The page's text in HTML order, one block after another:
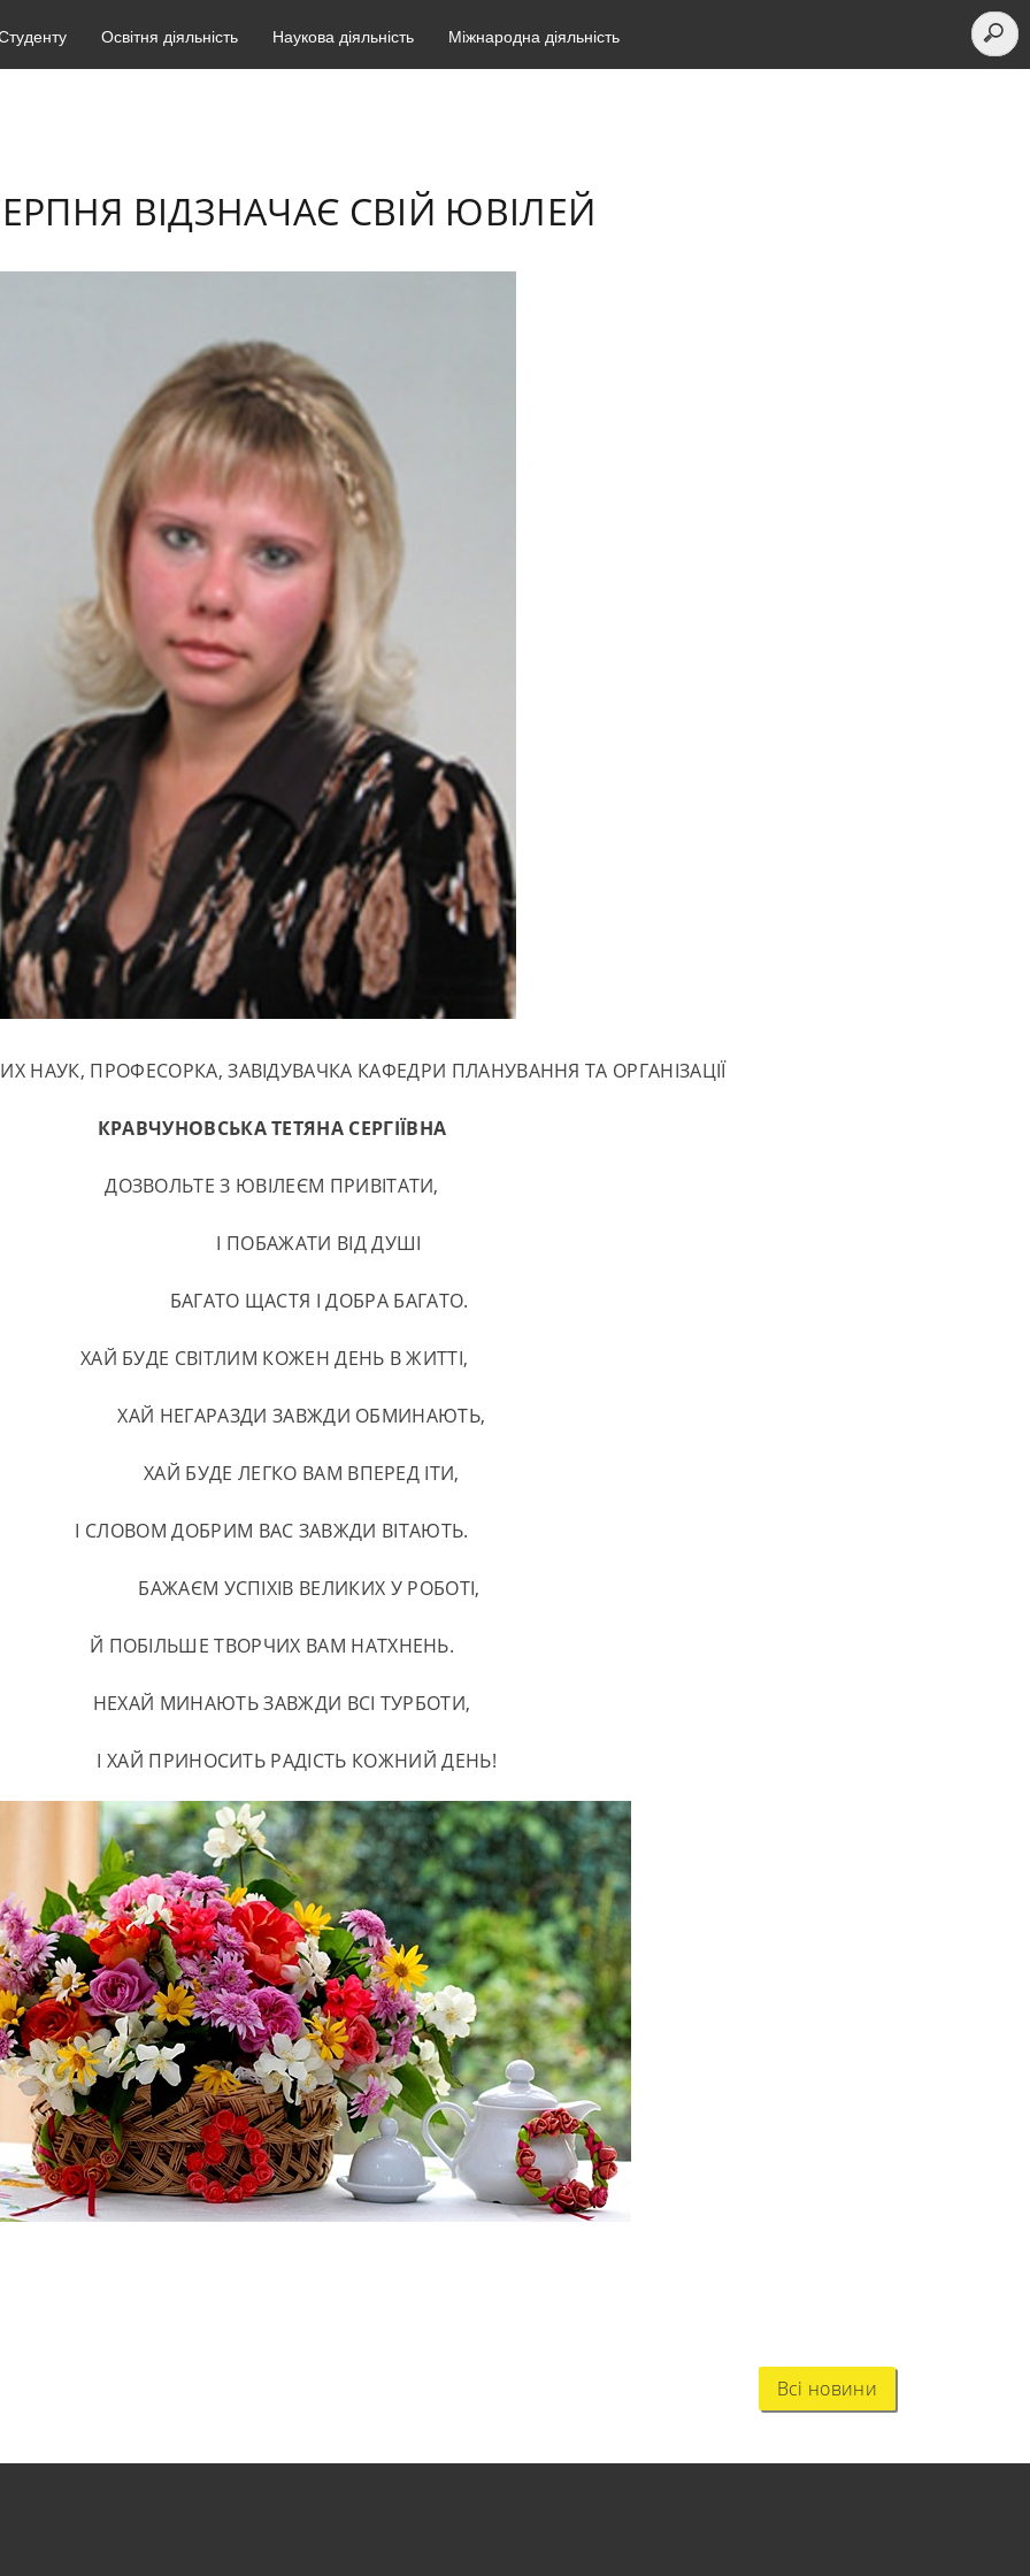
Освітня діяльність Наукова діяльність Міжнародна діяльність
ВІДЗНАЧАЄ СВІЙ ЮВІЛЕЙ
НАУК, ПРОФЕСОРКА, ЗАВІДУВАЧКА КАФЕДРИ ПЛАНУВАННЯ ТА ОРГАНІЗАЦІЇ
КРАВЧУНОВСЬКА ТЕТЯНА СЕРГІЇВНА
ДОЗВОЛЬТЕ З ЮВІЛЕЄМ ПРИВІТАТИ,
І ПОБАЖАТИ ВІД ДУШІ
БАГАТО ЩАСТЯ І ДОБРА БАГАТО.
ХАЙ БУДЕ СВІТЛИМ КОЖЕН ДЕНЬ В ЖИТТІ,
ХАЙ НЕГАРАЗДИ ЗАВЖДИ ОБМИНАЮТЬ,
ХАЙ БУДЕ ЛЕГКО ВАМ ВПЕРЕД ІТИ,
І СЛОВОМ ДОБРИМ ВАС ЗАВЖДИ ВІТАЮТЬ.
БАЖАЄМ УСПІХІВ ВЕЛИКИХ У РОБОТІ,
Й ПОБІЛЬШЕ ТВОРЧИХ ВАМ НАТХНЕНЬ.
НЕХАЙ МИНАЮТЬ ЗАВЖДИ ВСІ ТУРБОТИ,
І ХАЙ ПРИНОСИТЬ РАДІСТЬ КОЖНИЙ ДЕНЬ!
Всі новини